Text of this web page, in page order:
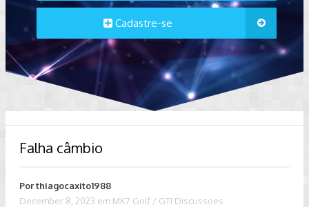
Cadastre-se
Falha câmbio
Porthiagocaxito1988
December 8, 2023 em MK7 Golf / GTI Discussoes